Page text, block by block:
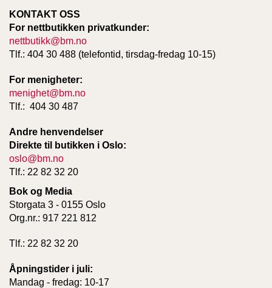
KONTAKT OSS
For nettbutikken privatkunder:
nettbutikk@bm.no
Tlf.: 404 30 488 (telefontid, tirsdag-fredag 10-15)
For menigheter:
menighet@bm.no
Tlf.: 404 30 487
Andre henvendelser
Direkte til butikken i Oslo:
oslo@bm.no
Tlf.: 22 82 32 20
Bok og Media
Storgata 3 - 0155 Oslo
Org.nr.: 917 221 812
Tlf.: 22 82 32 20
Åpningstider i juli:
Mandag - fredag: 10-17